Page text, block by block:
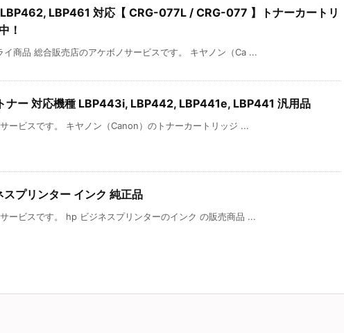
LBP461 対応【 CRG-077L / CRG-077 】トナーカートリ
！
イ商品 総合販売店のアケボノサービスです。 キヤノン（Ca ...
ナー 対応機種 LBP443i, LBP442, LBP441e, LBP441 汎用品
ービスです。 キヤノン（Canon）のトナーカートリッジ ...
スプリンター インク 純正品
ービスです。 hp ビジネスプリンターのインク の販売商品 ...